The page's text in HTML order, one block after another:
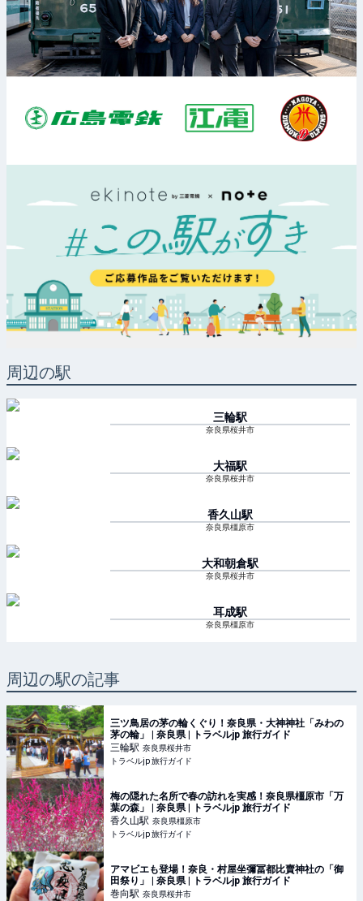
周辺の駅
三輪駅
奈良県桜井市
大福駅
奈良県桜井市
香久山駅
奈良県橿原市
大和朝倉駅
奈良県桜井市
耳成駅
奈良県橿原市
周辺の駅の記事
三ツ鳥居の茅の輪くぐり！奈良県・大神神社「みわの
茅の輪」 | 奈良県 | トラベルjp 旅行ガイド
三輪駅 奈良県桜井市
トラベルjp 旅行ガイド
梅の隠れた名所で春の訪れを実感！奈良県橿原市「万
葉の森」 | 奈良県 | トラベルjp 旅行ガイド
香久山駅 奈良県橿原市
トラベルjp 旅行ガイド
アマビエも登場！奈良・村屋坐彌冨都比賣神社の「御
田祭り」 | 奈良県 | トラベルjp 旅行ガイド
巻向駅 奈良県桜井市